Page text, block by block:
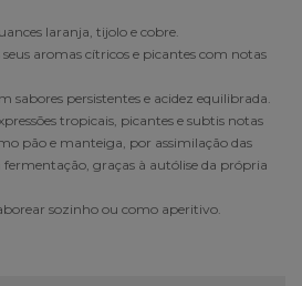
laranja, tijolo e cobre.
aromas cítricos e picantes com notas
sabores persistentes e acidez equilibrada.
tropicais, picantes e subtis notas
pão e manteiga, por assimilação das
graças à autólise da própria
sozinho ou como aperitivo.